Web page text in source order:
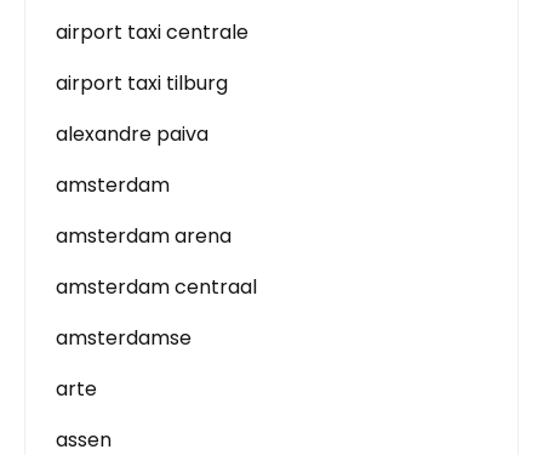
airport taxi centrale
airport taxi tilburg
alexandre paiva
amsterdam
amsterdam arena
amsterdam centraal
amsterdamse
arte
assen